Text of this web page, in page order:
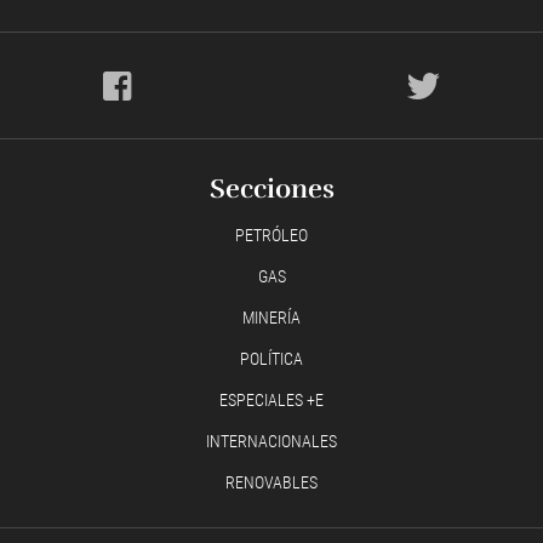
Secciones
PETRÓLEO
GAS
MINERÍA
POLÍTICA
ESPECIALES +E
INTERNACIONALES
RENOVABLES